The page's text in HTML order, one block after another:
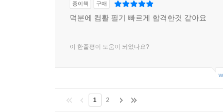
종이책 구매
덕분에 컴활 필기 빠르게 합격한것 같아요
이 한줄평이 도움이 되었나요?
1 2